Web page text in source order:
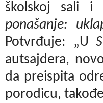
školskoj sali
ponašanje:
Potvrđuje: „U
autsajdera,
da preispita
porodicu,